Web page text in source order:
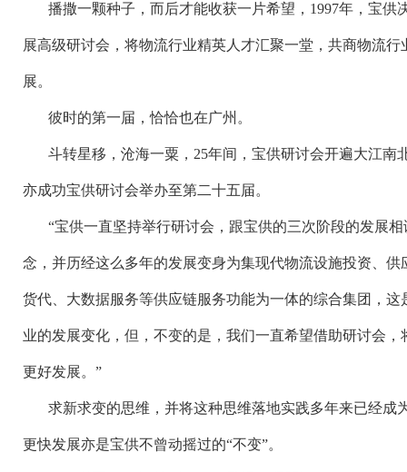
播撒一颗种子，而后才能收获一片希望， 1997年，宝供
展高级研讨会，将物流行业精英人才汇聚一堂，共商物流
展。
彼时的第一届，恰恰也在广州。
斗转星移，沧海一粟， 25年间，宝供研讨会开遍大江南
亦成功宝供研讨会举办至第二十五届。
“宝供一直坚持举行研讨会，跟宝供的三次阶段的发展
念，并历经这么多年的发展变身为集现代物流设施投资、
货代、大数据服务等供应链服务功能为一体的综合集团，
业的发展变化，但，不变的是，我们一直希望借助研讨会
更好发展。”
求新求变的思维，并将这种思维落地实践多年来已经成
更快发展亦是宝供不曾动摇过的“不变”。